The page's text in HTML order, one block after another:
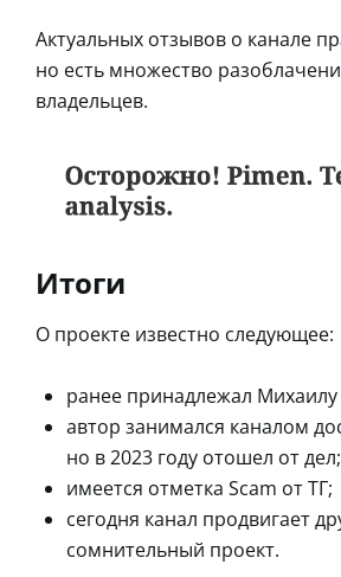
Актуальных отзывов о канале
но есть множество
владельцев.
Итоги
О проекте известно следующее:
ранее принадлежал
автор занимался каналом
но в 2023 году отошел от дел;
имеется отметка Scam от ТГ;
сегодня канал продвигает
сомнительный проект.